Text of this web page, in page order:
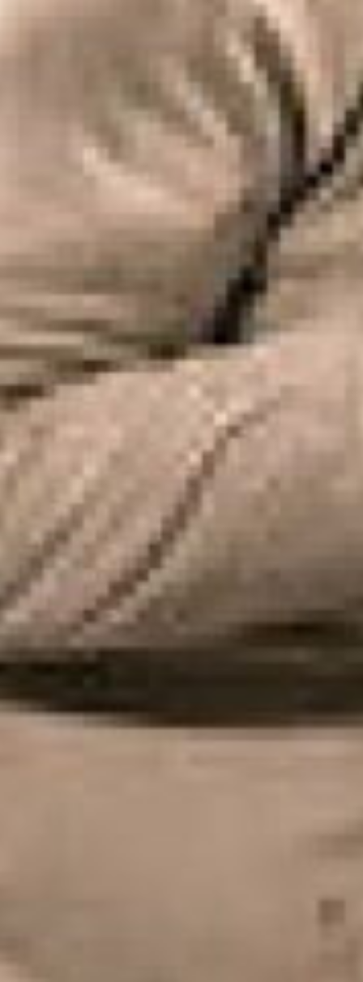
Rechercher